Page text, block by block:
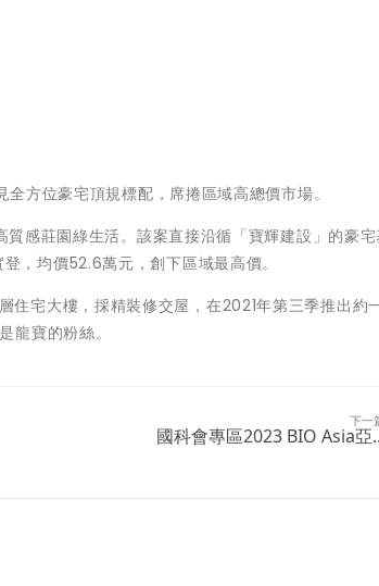
方位豪宅頂規標配，席捲區域高總價市場。
感莊園綠生活。該案直接沿循「寶輝建設」的豪宅
，均價52.6萬元，創下區域最高價。
宅大樓，採精裝修交屋，在2021年第三季推出約
寶的粉絲。
下一
國科會專區2023 BIO Asia亞